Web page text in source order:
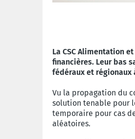
La CSC Alimentation
financières. Leur bas
fédéraux et régionaux
Vu la propagation du
solution tenable pour
temporaire pour cas
aléatoires.